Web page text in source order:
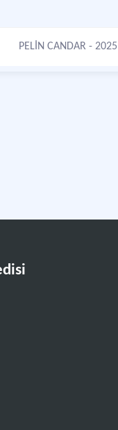
PELİN CANDAR - 2025